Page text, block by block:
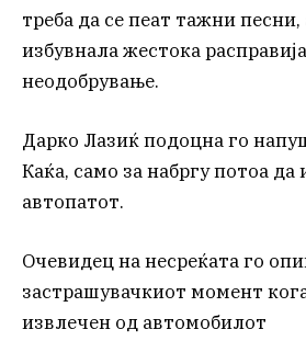
треба да се пеат тажни
избувнала жестока
неодобрување.
Дарко Лазиќ подоцна го
Каќа, само за набргу потоа да
автопатот.
Очевидец на несреќата го
застрашувачкиот момент
извлечен од автомобилот